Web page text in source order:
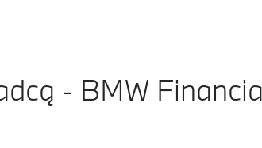
- BMW